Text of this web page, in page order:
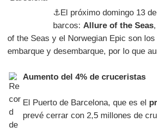
⚓El próximo domingo 13
barcos: Allure of the Seas
of the Seas y el Norwegian Epic son
embarque y desembarque, por lo que
Aumento del 4% de cruceristas
El Puerto de Barcelona, que es el
prevé cerrar con 2,5 millones de